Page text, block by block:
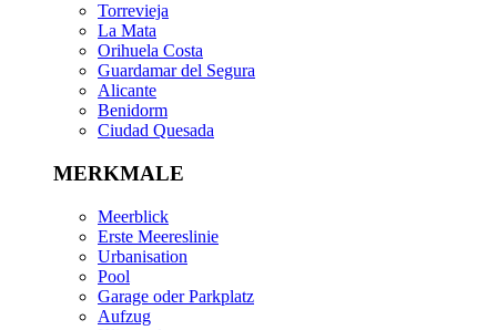
Torrevieja
La Mata
Orihuela Costa
Guardamar del Segura
Alicante
Benidorm
Ciudad Quesada
MERKMALE
Meerblick
Erste Meereslinie
Urbanisation
Pool
Garage oder Parkplatz
Aufzug